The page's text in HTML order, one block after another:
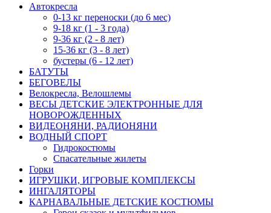
Автокресла
0-13 кг переноски (до 6 мес)
9-18 кг (1 - 3 года)
9-36 кг (2 - 8 лет)
15-36 кг (3 - 8 лет)
бустеры (6 - 12 лет)
БАТУТЫ
БЕГОВЕЛЫ
Велокресла, Велошлемы
ВЕСЫ ДЕТСКИЕ ЭЛЕКТРОННЫЕ ДЛЯ
НОВОРОЖДЕННЫХ
ВИДЕОНЯНИ, РАДИОНЯНИ
ВОДНЫЙ СПОРТ
Гидрокостюмы
Спасательные жилеты
Горки
ИГРУШКИ, ИГРОВЫЕ КОМПЛЕКСЫ
ИНГАЛЯТОРЫ
КАРНАВАЛЬНЫЕ ДЕТСКИЕ КОСТЮМЫ